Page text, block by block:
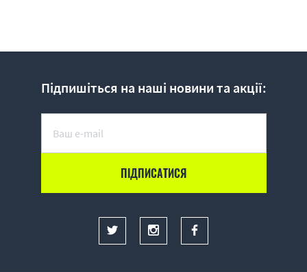
Підпишіться на наші новини та акції: